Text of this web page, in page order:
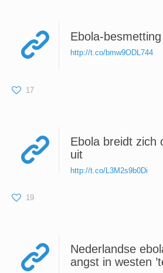
Ebola-
http://t.co/bmw9ODL744
17
Ebola breidt zich
uit
http://t.co/L3M2s9b0Di
19
Nederlandse
angst in westen